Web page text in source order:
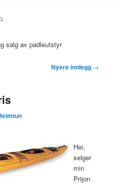
salg av padleutstyr
Nyere innlegg →
Hei,
selger
min
Prijon